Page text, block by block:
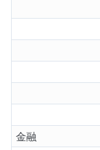
金融